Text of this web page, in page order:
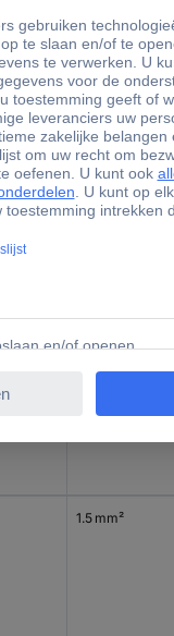
1.5 mm²
1.5 mm²
1.5 mm²